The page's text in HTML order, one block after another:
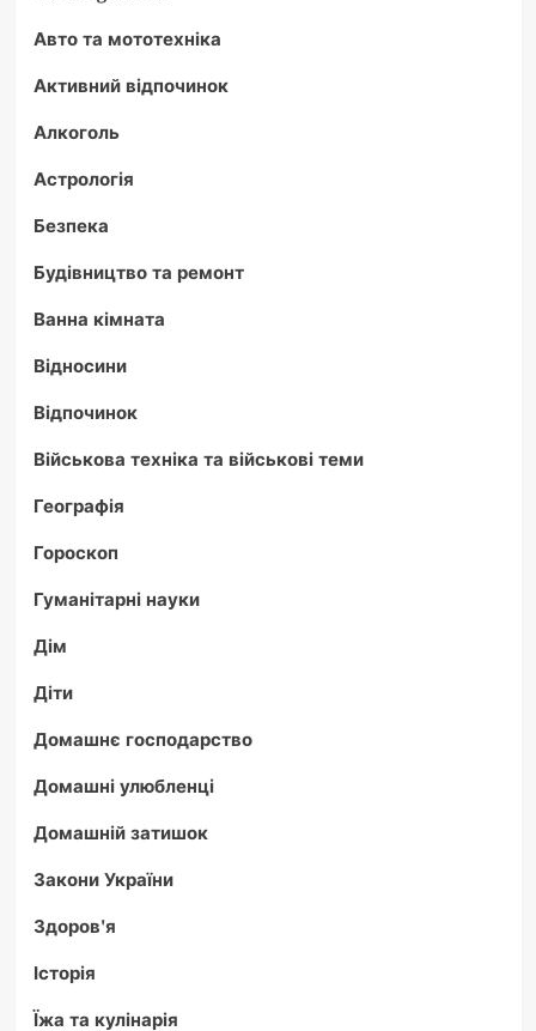
Авто та мототехніка
Активний відпочинок
Алкоголь
Астрологія
Безпека
Будівництво та ремонт
Ванна кімната
Відносини
Відпочинок
Військова техніка та військові теми
Географія
Гороскоп
Гуманітарні науки
Дім
Діти
Домашнє господарство
Домашні улюбленці
Домашній затишок
Закони України
Здоров'я
Історія
Їжа та кулінарія